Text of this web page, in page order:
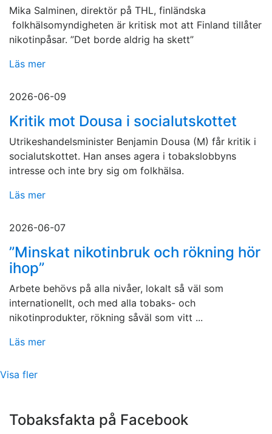
Mika Salminen, direktör på THL, finländska
folkhälsomyndigheten är kritisk mot att Finland tillåter
nikotinpåsar. ”Det borde aldrig ha skett”
Läs mer
2026-06-09
Kritik mot Dousa i socialutskottet
Utrikeshandelsminister Benjamin Dousa (M) får kritik i
socialutskottet. Han anses agera i tobakslobbyns
intresse och inte bry sig om folkhälsa.
Läs mer
2026-06-07
”Minskat nikotinbruk och rökning hör
ihop”
Arbete behövs på alla nivåer, lokalt så väl som
internationellt, och med alla tobaks- och
nikotinprodukter, rökning såväl som vitt ...
Läs mer
Visa fler
Tobaksfakta på Facebook